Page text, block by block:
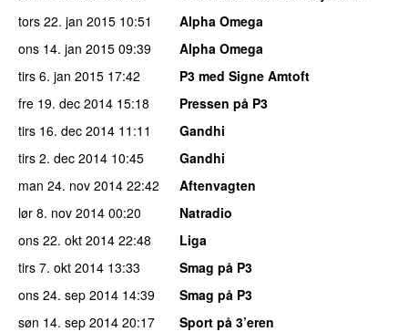
tors 22. jan 2015 10:51
Alpha Omega
ons 14. jan 2015 09:39
Alpha Omega
tirs 6. jan 2015 17:42
P3 med Signe Amtoft
fre 19. dec 2014 15:18
Pressen på P3
tirs 16. dec 2014 11:11
Gandhi
tirs 2. dec 2014 10:45
Gandhi
man 24. nov 2014 22:42
Aftenvagten
lør 8. nov 2014 00:20
Natradio
ons 22. okt 2014 22:48
Liga
tirs 7. okt 2014 13:33
Smag på P3
ons 24. sep 2014 14:39
Smag på P3
søn 14. sep 2014 20:17
Sport på 3’eren